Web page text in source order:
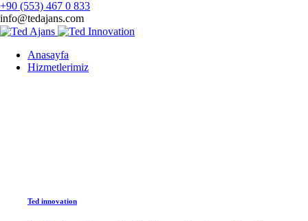
+90 (553) 467 0 833
info@tedajans.com
Anasayfa
Hizmetlerimiz
Ted innovation